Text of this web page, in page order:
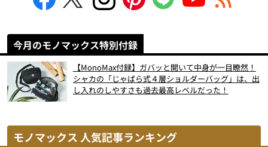
今月のモノマックス特別付録
【MonoMax付録】ガバッと開いて中身が一目瞭然！
シャカの「じゃばら式４層ショルダーバッグ」は、出
し入れのしやすさも過去最高レベルだった！
モノマックス 人気記事ランキング